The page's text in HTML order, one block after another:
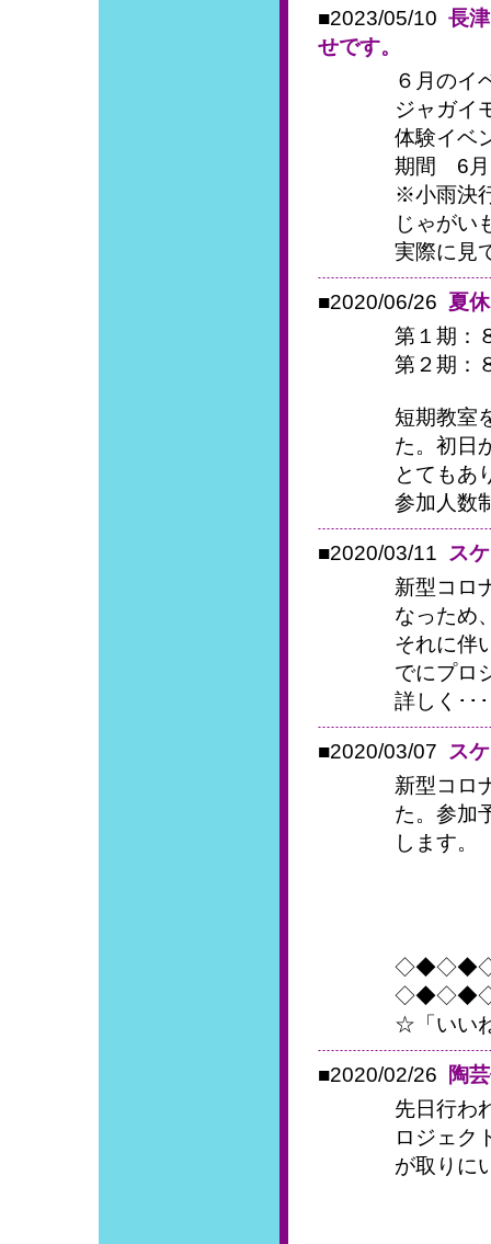
■2023/05/10 長
せです。
６月のイ
ジャガイ
体験イベ
期間 6月
※小雨決
じゃがい
実際に見
■2020/06/26 夏
第１期：
第２期：
短期教室
た。初日
とてもあ
参加人数
■2020/03/11
ス
新型コロ
なっため
それに伴
でにプロ
詳しく･･･
■2020/03/07
ス
新型コロ
た。参加
します。
☆「いい
■2020/02/26
陶
先日行わ
ロジェク
が取りに